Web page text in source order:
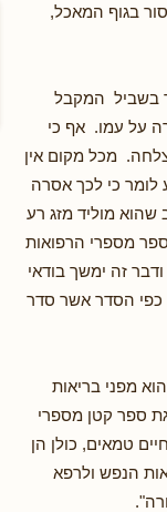
בגוף המאכל,
בשביל המקבל
על עמו. אף כי
מכל מקום אין
כי לכך אסרה
שהוא מוליד מזג רע
מספרי הרפואות
זה ימשך בודאי
כפי הסדר אשר סדר
מפני בריאות
ספר קטן מספרי
טמאים, כולן הן
הנפש ולרפא